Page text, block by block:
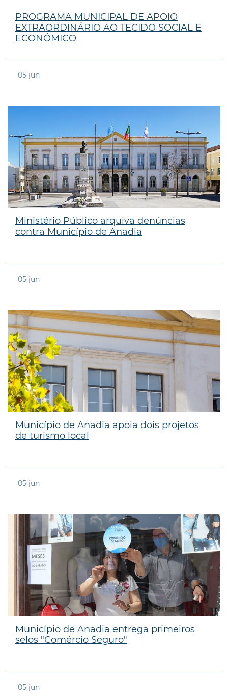
PROGRAMA MUNICIPAL DE APOIO
EXTRAORDINÁRIO AO TECIDO SOCIAL E
ECONÓMICO
05 jun
Ministério Público arquiva denúncias
contra Município de Anadia
05 jun
Município de Anadia apoia dois projetos
de turismo local
05 jun
Município de Anadia entrega primeiros
selos "Comércio Seguro"
05 jun